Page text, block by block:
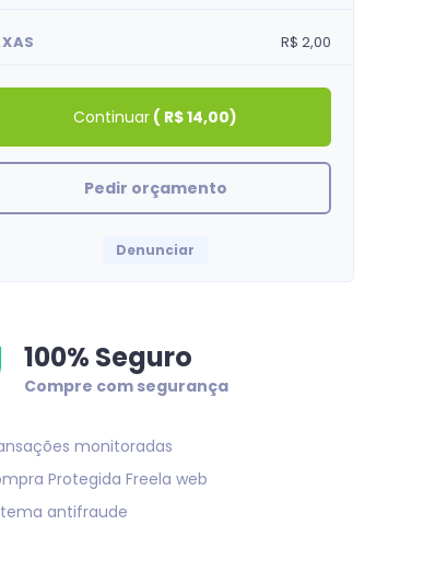
R$ 2,00
Continuar ( R$ 14,00)
Pedir orçamento
Denunciar
100% Seguro
Compre com segurança
monitoradas
Protegida Freela web
antifraude